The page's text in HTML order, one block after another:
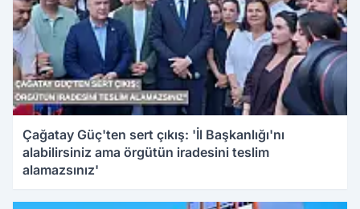
Çağatay Güç'ten sert çıkış: 'İl Başkanlığı'nı
alabilirsiniz ama örgütün iradesini teslim
alamazsınız'